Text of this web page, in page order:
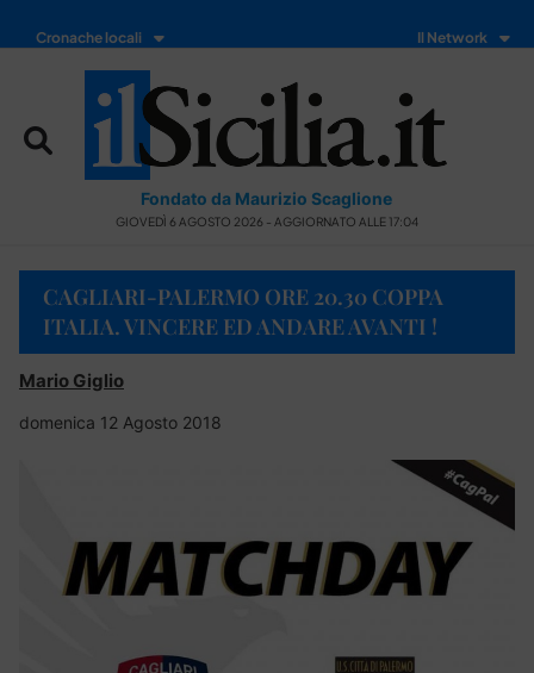
Cronache locali Il Network
Fondato da Maurizio Scaglione
GIOVEDÌ 6 AGOSTO 2026 - AGGIORNATO ALLE 17:04
CAGLIARI-PALERMO ORE 20.30 COPPA
ITALIA. VINCERE ED ANDARE AVANTI !
Mario Giglio
domenica 12 Agosto 2018